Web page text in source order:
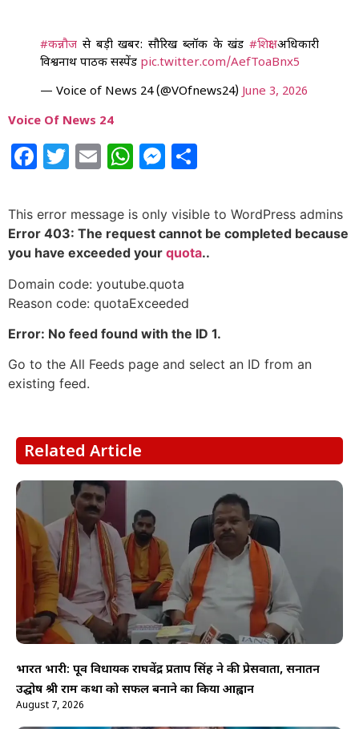
#कन्नौज से बड़ी खबर: सौरिख ब्लॉक के खंड#शिक्षाअधिकारी
विश्वनाथ पाठक सस्पेंड pic.twitter.com/AefToaBnx5
— Voice of News 24 (@VOfnews24) June 3, 2026
Voice Of News 24
Facebook
Twitter
EmailWhatsApp
Messenger
This error message is only visible to WordPress admins
Error 403: The request cannot be completed because
you have exceeded your quota..
Domain code: youtube.quota
Reason code: quotaExceeded
Error: No feed found with the ID 1.
Go to the All Feeds page and select an ID from an
existing feed.
Related Article
भारत भारी: पूर्व विधायक राघवेंद्र प्रताप सिंह ने की प्रेसवार्ता, सनातन
उद्घोष श्री राम कथा को सफल बनाने का किया आह्वान
August 7, 2026